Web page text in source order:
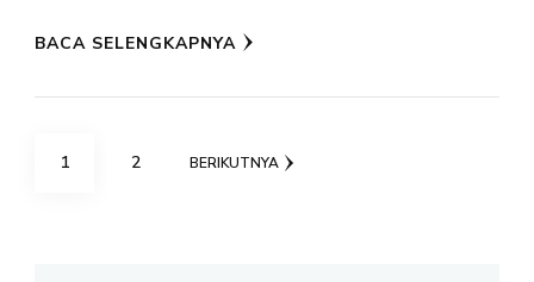
BACA SELENGKAPNYA
Paginasi
HALAMAN
1 HALAMAN
2 BERIKUTNYA